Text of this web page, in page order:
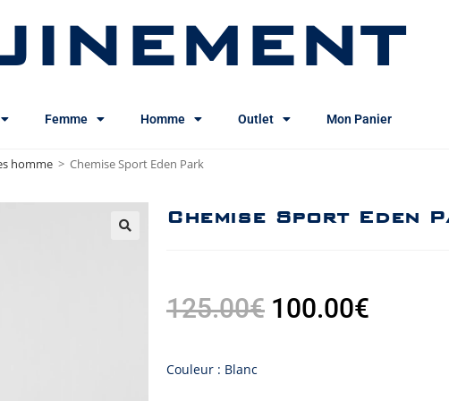
Femme Homme Outlet Mon Panier
homme > Chemise Sport Eden Park
Chemise Sport Eden
125.00€ 100.00€
Couleur : Blanc